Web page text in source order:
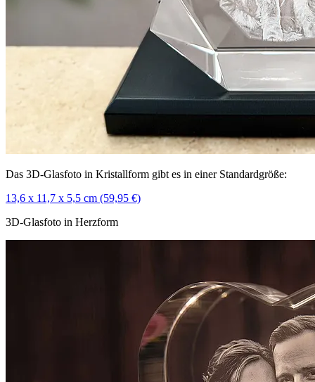
Das 3D-Glasfoto in Kristallform gibt es in einer Standardgröße:
13,6 x 11,7 x 5,5 cm (59,95 €)
3D-Glasfoto in Herzform